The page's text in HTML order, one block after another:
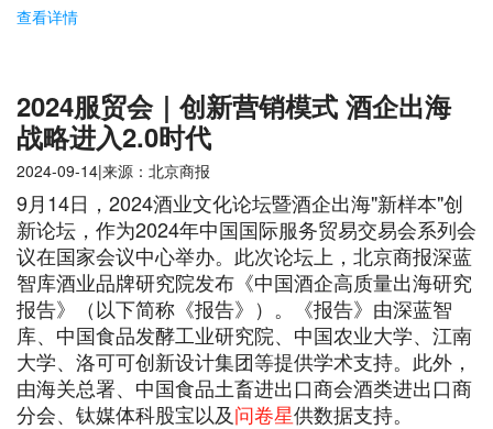
查看详情
2024服贸会｜创新营销模式 酒企出海
战略进入2.0时代
2024-09-14|来源：北京商报
9月14日，2024酒业文化论坛暨酒企出海"新样本"创
新论坛，作为2024年中国国际服务贸易交易会系列会
议在国家会议中心举办。此次论坛上，北京商报深蓝
智库酒业品牌研究院发布《中国酒企高质量出海研究
报告》（以下简称《报告》）。《报告》由深蓝智
库、中国食品发酵工业研究院、中国农业大学、江南
大学、洛可可创新设计集团等提供学术支持。此外，
由海关总署、中国食品土畜进出口商会酒类进出口商
分会、钛媒体科股宝以及问卷星供数据支持。